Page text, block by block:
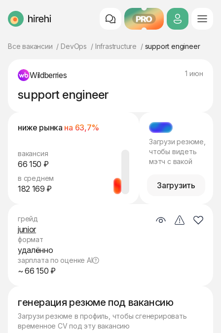
HireHi PRO
Все вакансии DevOps Infrastructure support engineer
Wildberries 1 июн
support engineer
ниже рынка на 63,7%
вакансия
66 150 ₽
в среднем
182 169 ₽
МЭТЧ
Загрузи резюме,
чтобы видеть
мэтч с вакой
Загрузить
генерация резюме под вакансию
Загрузи резюме в профиль, чтобы сгенерировать
временное CV под эту вакансию
грейд
junior
формат
удалённо
зарплата по оценке AI
~ 66 150 ₽